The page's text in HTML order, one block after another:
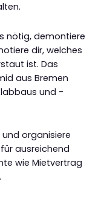
nötig, demontiere
dir, welches
ist. Das
aus Bremen
und -
organisiere
ausreichend
wie Mietvertrag